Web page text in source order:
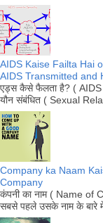
AIDS Kaise Failta Hai
AIDS Transmitted and
एड्स कैसे फैलता है? (
यौन संबंधित ( Sexual
Company ka Naam
Company
कंपनी का नाम ( Name of
सबसे पहले उसके नाम के बारे में